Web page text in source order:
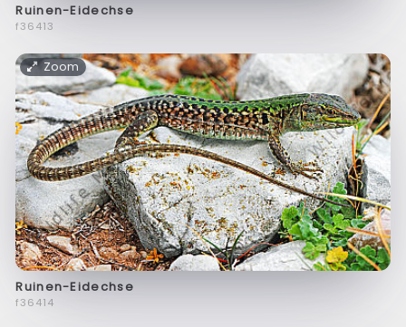
Ruinen-Eidechse
f36413
Zoom
Ruinen-Eidechse
f36414